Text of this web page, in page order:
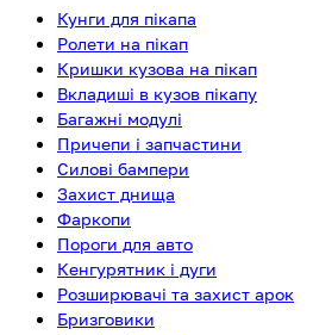
Кунги для пікапа
Ролети на пікап
Кришки кузова на пікап
Вкладиші в кузов пікапу
Багажні модулі
Причепи і запчастини
Силові бампери
Захист днища
Фаркопи
Пороги для авто
Кенгурятник і дуги
Розширювачі та захист арок
Бризговики